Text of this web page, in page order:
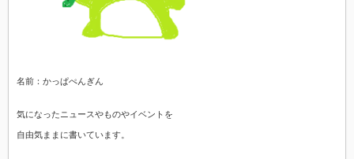
名前：かっぱぺんぎん
気になったニュースやものやイベントを
自由気ままに書いています。